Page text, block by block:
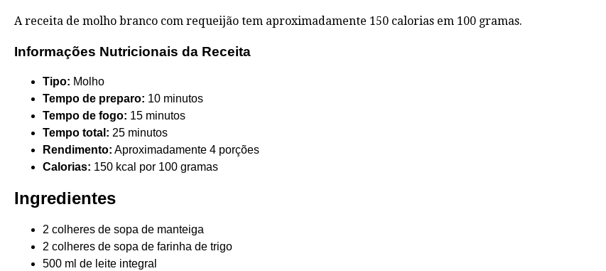
A receita de molho branco com requeijão tem aproximadamente 150 calorias em 100 gramas.
Informações Nutricionais da Receita
Tipo: Molho
Tempo de preparo: 10 minutos
Tempo de fogo: 15 minutos
Tempo total: 25 minutos
Rendimento: Aproximadamente 4 porções
Calorias: 150 kcal por 100 gramas
Ingredientes
2 colheres de sopa de manteiga
2 colheres de sopa de farinha de trigo
500 ml de leite integral